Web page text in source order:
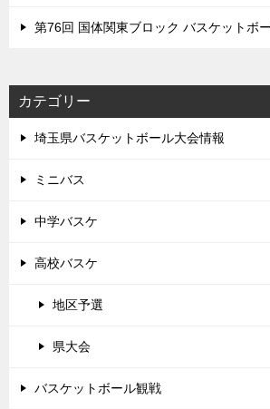
第76回 国体関東ブロック バスケットボ
カテゴリー
埼玉県バスケットボール大会情報
ミニバス
中学バスケ
高校バスケ
地区予選
県大会
バスケットボール観戦